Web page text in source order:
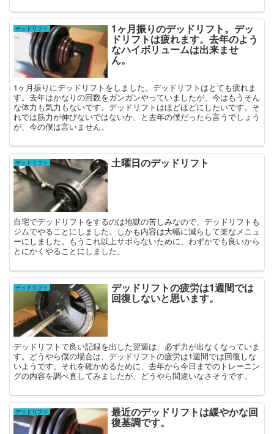
デッドリフト 1ヶ月振りのデッドリフト。デッ
ドリフトは疲れます。去年のよう
なハイボリュームは出来ませ
ん。
1ヶ月振りにデッドリフトをしました。デッドリフトはとても疲れま
す。去年はかなりの回数をガンガンやっていましたが、今はもうそん
な体力も気力もないです。デッドリフトはほどほどにしたいです。そ
れでは筋力が伸びないではないか、と去年の僕だったら言うでしょう
が、今の僕は言いません。
デッドリフト 土曜日のデッドリフト
自宅でデッドリフトをするのは地獄の苦しみなので、デッドリフトも
ジムでやることにしました。しかも内容は大幅に減らして楽なメニュ
ーにしました。もうこれ以上サボらないために、わずかでも良いから
とにかくやることにしました。
デッドリフト デッドリフトの疲労は1週間では
回復しないと思います。
デッドリフトで良い記録を出した翌週は、必ず力が出なくなっていま
す。どうやら僕の場合は、デッドリフトの疲労は1週間では回復しな
いようです。それを確かめるために、去年から今日までのトレーニン
グの内容を調べ直してみましたが、どうやら間違いなさそうです。
デッドリフト 最近のデッドリフトは緩やかな回
復基調です。